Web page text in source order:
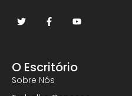
O Escritório
Sobre Nós